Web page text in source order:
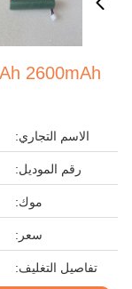
2600mAh
الاسم التجاري:
رقم الموديل:
موك:
سعر:
تفاصيل التغليف: